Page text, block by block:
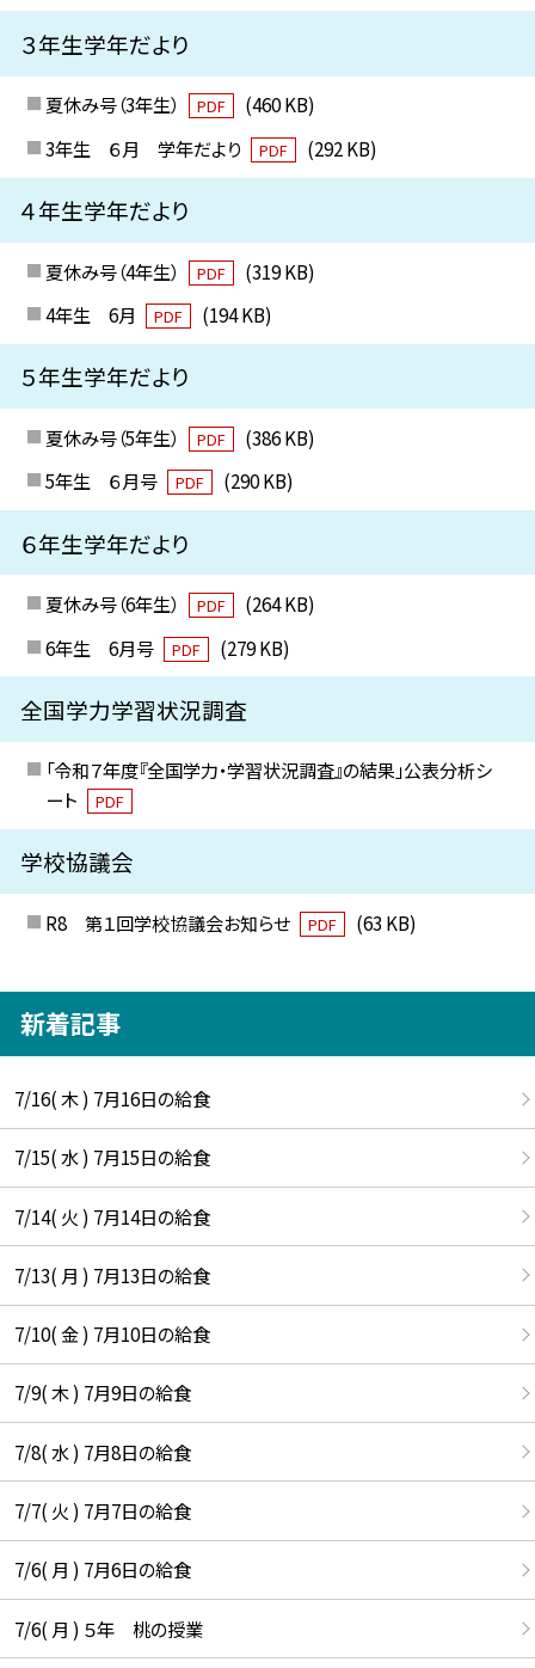
３年生学年だより
夏休み号（3年生） PDF
(460 KB)
3年生 ６月 学年だより
PDF (292 KB)
４年生学年だより
夏休み号（4年生） PDF
(319 KB)
4年生 6月
PDF (194 KB)
５年生学年だより
夏休み号（5年生） PDF
(386 KB)
5年生 ６月号
PDF (290 KB)
６年生学年だより
夏休み号（6年生） PDF
(264 KB)
6年生 6月号
PDF (279 KB)
全国学力学習状況調査
「令和７年度『全国学力・学習状況調査』の結果」公表分析シ
ート
PDF
学校協議会
R8 第１回学校協議会お知らせ PDF (63 KB)
新着記事
7/16( 木 ) 7月16日の給食
7/15( 水 ) 7月15日の給食
7/14( 火 ) 7月14日の給食
7/13( 月 ) 7月13日の給食
7/10( 金 ) 7月10日の給食
7/9( 木 ) 7月9日の給食
7/8( 水 ) 7月8日の給食
7/7( 火 ) 7月7日の給食
7/6( 月 ) 7月6日の給食
7/6( 月 ) ５年 桃の授業